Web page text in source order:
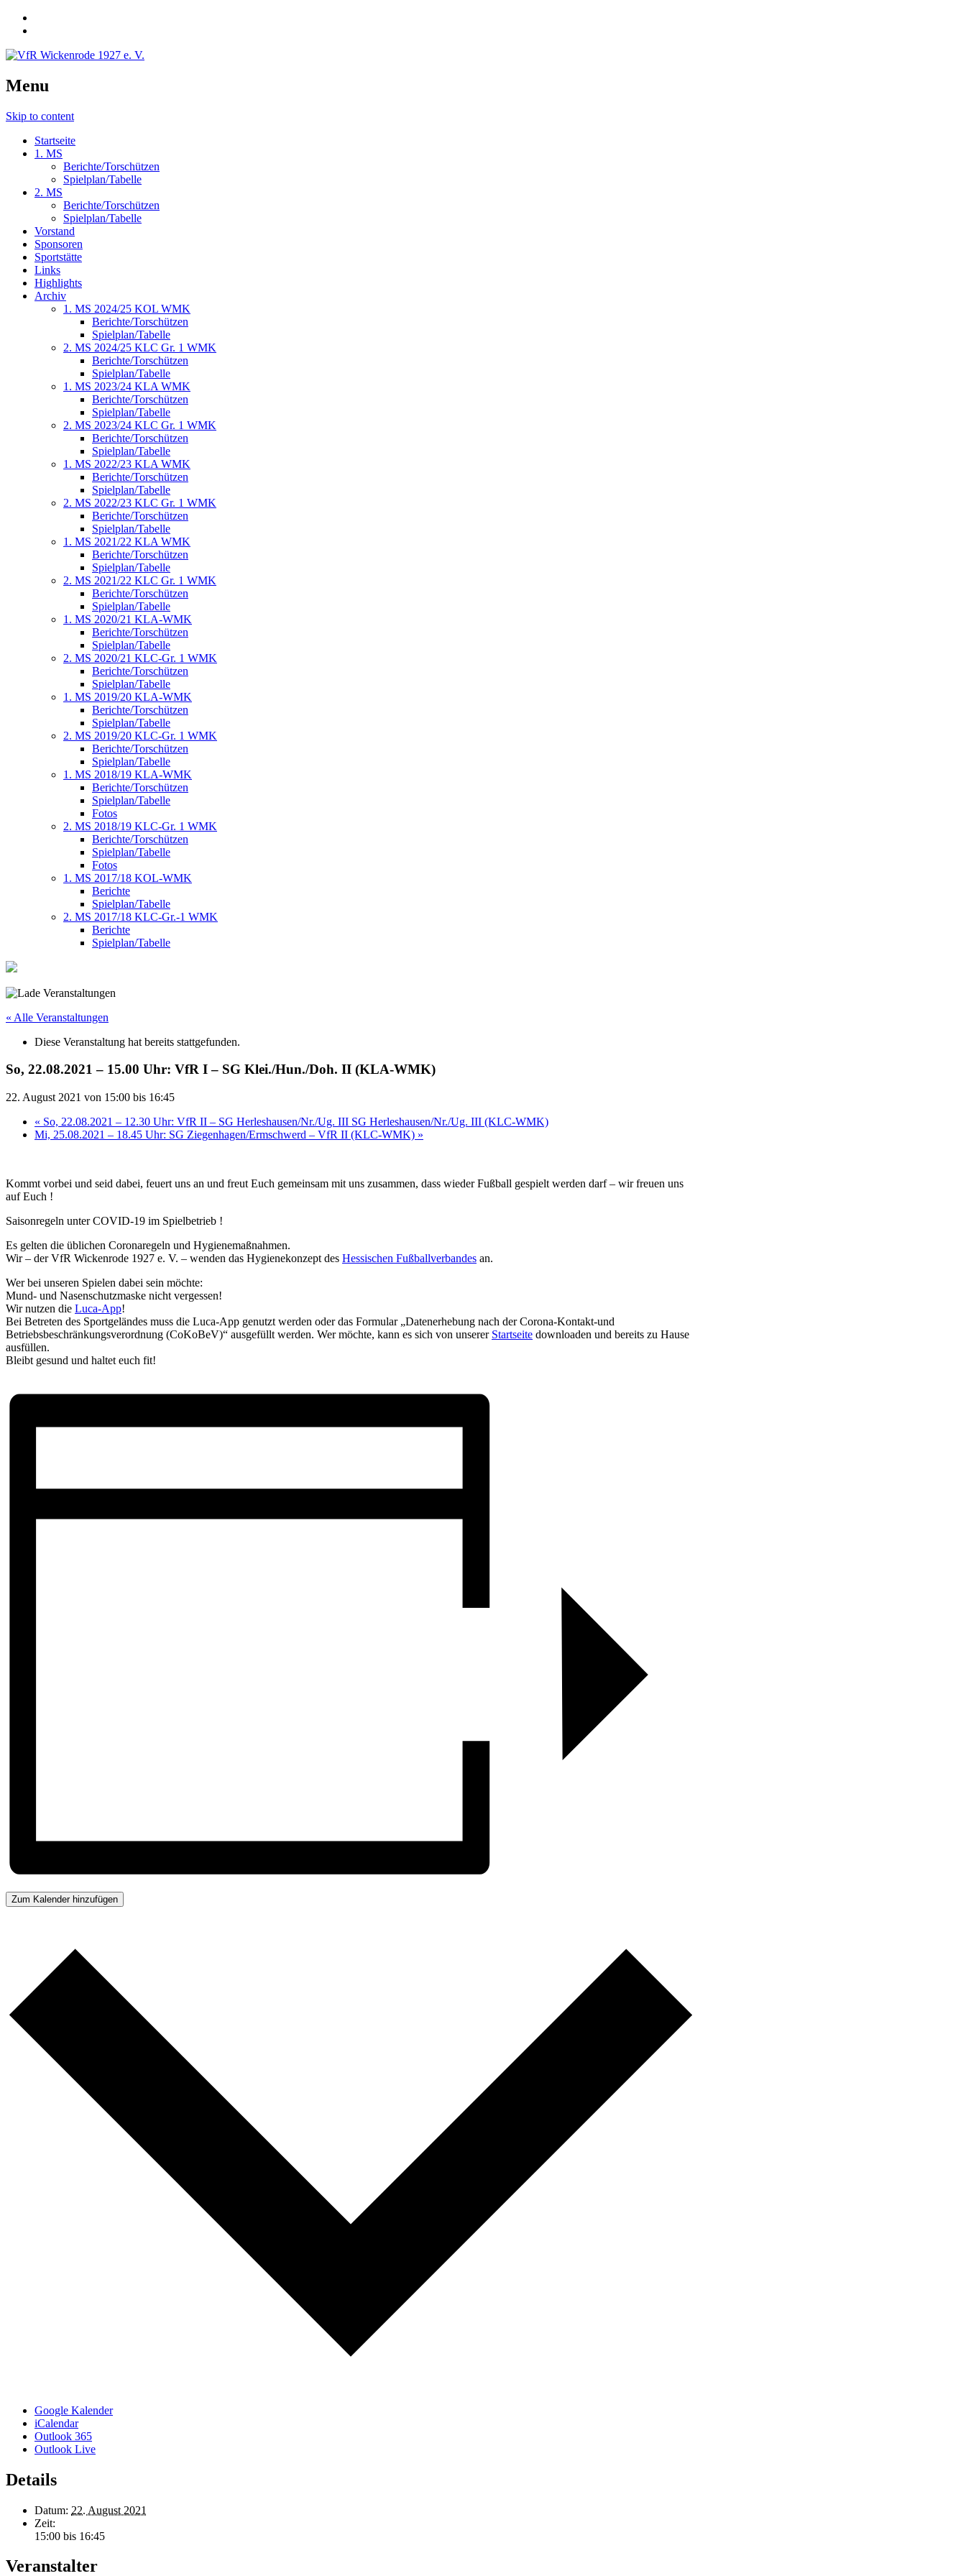
Menu
Skip to content
Startseite
1. MS
Berichte/Torschützen
Spielplan/Tabelle
2. MS
Berichte/Torschützen
Spielplan/Tabelle
Vorstand
Sponsoren
Sportstätte
Links
Highlights
Archiv
1. MS 2024/25 KOL WMK
Berichte/Torschützen
Spielplan/Tabelle
2. MS 2024/25 KLC Gr. 1 WMK
Berichte/Torschützen
Spielplan/Tabelle
1. MS 2023/24 KLA WMK
Berichte/Torschützen
Spielplan/Tabelle
2. MS 2023/24 KLC Gr. 1 WMK
Berichte/Torschützen
Spielplan/Tabelle
1. MS 2022/23 KLA WMK
Berichte/Torschützen
Spielplan/Tabelle
2. MS 2022/23 KLC Gr. 1 WMK
Berichte/Torschützen
Spielplan/Tabelle
1. MS 2021/22 KLA WMK
Berichte/Torschützen
Spielplan/Tabelle
2. MS 2021/22 KLC Gr. 1 WMK
Berichte/Torschützen
Spielplan/Tabelle
1. MS 2020/21 KLA-WMK
Berichte/Torschützen
Spielplan/Tabelle
2. MS 2020/21 KLC-Gr. 1 WMK
Berichte/Torschützen
Spielplan/Tabelle
1. MS 2019/20 KLA-WMK
Berichte/Torschützen
Spielplan/Tabelle
2. MS 2019/20 KLC-Gr. 1 WMK
Berichte/Torschützen
Spielplan/Tabelle
1. MS 2018/19 KLA-WMK
Berichte/Torschützen
Spielplan/Tabelle
Fotos
2. MS 2018/19 KLC-Gr. 1 WMK
Berichte/Torschützen
Spielplan/Tabelle
Fotos
1. MS 2017/18 KOL-WMK
Berichte
Spielplan/Tabelle
2. MS 2017/18 KLC-Gr.-1 WMK
Berichte
Spielplan/Tabelle
« Alle Veranstaltungen
Diese Veranstaltung hat bereits stattgefunden.
So, 22.08.2021 – 15.00 Uhr: VfR I – SG Klei./​Hun./​Doh. II (KLA-WMK)
22. August 2021 von 15:00 bis 16:45
« So, 22.08.2021 – 12.30 Uhr: VfR II – SG Herleshausen/Nr./Ug. III SG Herleshausen/​Nr./​Ug. III (KLC-WMK)
Mi, 25.08.2021 – 18.45 Uhr: SG Ziegenhagen/​Ermschwerd – VfR II (KLC-WMK) »
Kommt vorbei und seid dabei, feuert uns an und freut Euch gemeinsam mit uns zusammen, dass wieder Fußball gespielt werden darf – wir freuen uns
auf Euch !
Saisonregeln unter COVID-19 im Spielbetrieb !
Es gelten die üblichen Coronaregeln und Hygienemaßnahmen.
Wir – der VfR Wickenrode 1927 e. V. – wenden das Hygienekonzept des Hessischen Fußballverbandes an.
Wer bei unseren Spielen dabei sein möchte:
Mund- und Nasenschutzmaske nicht vergessen!
Wir nutzen die Luca-App!
Bei Betreten des Sportgeländes muss die Luca-App genutzt werden oder das Formular „Datenerhebung nach der Corona-Kontakt-und
Betriebsbeschränkungsverordnung (CoKoBeV)“ ausgefüllt werden. Wer möchte, kann es sich von unserer Startseite downloaden und bereits zu Hause
ausfüllen.
Bleibt gesund und haltet euch fit!
Zum Kalender hinzufügen
Google Kalender
iCalendar
Outlook 365
Outlook Live
Details
Datum: 22. August 2021
Zeit:
15:00 bis 16:45
Veranstalter